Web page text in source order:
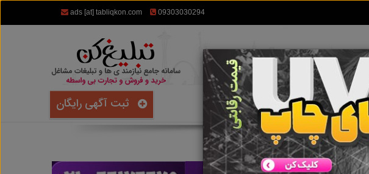
ads [at] tabliqkon.com 09303030294
تماس با ما ثبت آگهی رایگان